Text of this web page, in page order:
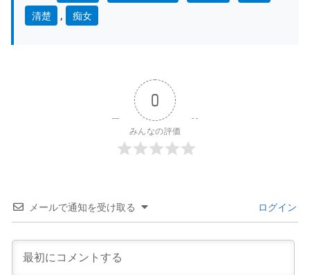
清楚
, 痴女
0
みんなの評価
メールで通知を受け取る ログイン